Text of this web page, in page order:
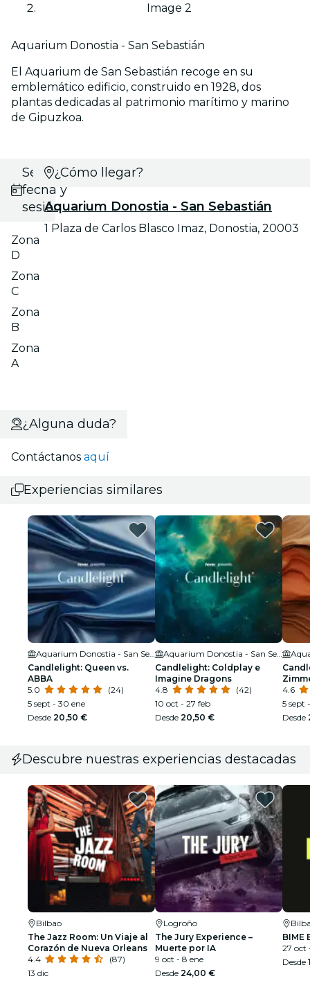
Image 2
Aquarium Donostia - San Sebastián
El Aquarium de San Sebastián recoge en su
emblemático edificio, construido en 1928, dos
plantas dedicadas al patrimonio marítimo y marino
de Gipuzkoa.
Selecciona
fecha y
sesión
Zona
D
Zona
C
Zona
B
Zona
A
¿Cómo llegar?
Aquarium Donostia - San Sebastián
1 Plaza de Carlos Blasco Imaz, Donostia, 20003
¿Alguna duda?
Contáctanos aquí
Experiencias similares
Candlelight: Queen vs.
ABBA
5.0
(24)
5 sept - 30 ene
Desde 20,50 €
Candlelight: Coldplay e
Imagine Dragons
4.8
(42)
10 oct - 27 feb
Desde 20,50 €
4.6
5 sept
Desde
Descubre nuestras experiencias destacadas
Bilbao
The Jazz Room: Un Viaje al
Corazón de Nueva Orleans
4.4
(87)
13 dic
Logroño
The Jury Experience –
Muerte por IA
9 oct - 8 ene
Desde 24,00 €
BIME
27 oct
Desde